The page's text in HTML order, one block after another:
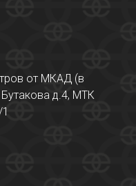
от МКАД (в
Бутакова д.4, МТК